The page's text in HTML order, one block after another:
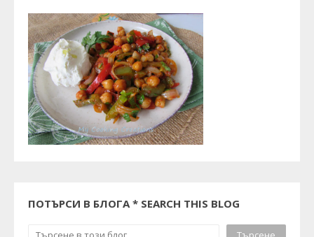
ПОТЪРСИ В БЛОГА * SEARCH THIS BLOG